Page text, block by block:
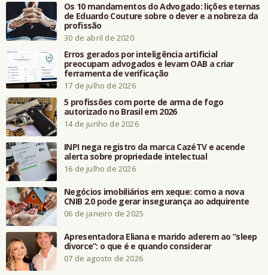
Os 10 mandamentos do Advogado: lições eternas
de Eduardo Couture sobre o dever e a nobreza da
profissão
30 de abril de 2020
Erros gerados por inteligência artificial
preocupam advogados e levam OAB a criar
ferramenta de verificação
17 de julho de 2026
5 profissões com porte de arma de fogo
autorizado no Brasil em 2026
14 de junho de 2026
INPI nega registro da marca CazéTV e acende
alerta sobre propriedade intelectual
16 de julho de 2026
Negócios imobiliários em xeque: como a nova
CNIB 2.0 pode gerar insegurança ao adquirente
06 de janeiro de 2025
Apresentadora Eliana e marido aderem ao “sleep
divorce”: o que é e quando considerar
07 de agosto de 2026